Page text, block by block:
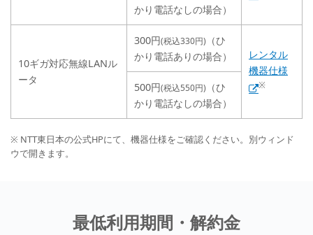
かり電話なしの場合）
10ギガ対応無線LANル
ータ
300円(税込330円) （ひ
かり電話ありの場合）
レンタル
機器仕様
※
500円(税込550円) （ひ
かり電話なしの場合）
※ NTT東日本の公式HPにて、機器仕様をご確認ください。別ウィンド
ウで開きます。
最低利用期間・解約金